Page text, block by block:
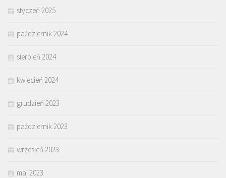
styczeń 2025
październik 2024
sierpień 2024
kwiecień 2024
grudzień 2023
październik 2023
wrzesień 2023
maj 2023